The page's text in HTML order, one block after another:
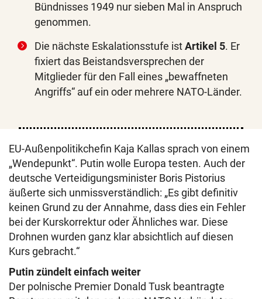
Bündnisses 1949 nur sieben Mal in Anspruch
genommen.
Die nächste Eskalationsstufe istArtikel 5. Er
fixiert das Beistandsversprechen der
Mitglieder für den Fall eines „bewaffneten
Angriffs“ auf ein oder mehrere NATO-Länder.
EU-Außenpolitikchefin Kaja Kallas sprach von einem
„Wendepunkt“. Putin wolle Europa testen. Auch der
deutsche Verteidigungsminister Boris Pistorius
äußerte sich unmissverständlich: „Es gibt definitiv
keinen Grund zu der Annahme, dass dies ein Fehler
bei der Kurskorrektur oder Ähnliches war. Diese
Drohnen wurden ganz klar absichtlich auf diesen
Kurs gebracht.“
Putin zündelt einfach weiter
Der polnische Premier Donald Tusk beantragte